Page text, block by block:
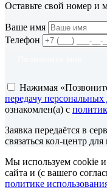
Оставьте свой номер и
Ваше имя
Телефон
Нажимая
передачу
ознакомлен(а) с
Заявка передаётся в
связаться кол-центр
Мы используем cookie
сайта и (с вашего
политике